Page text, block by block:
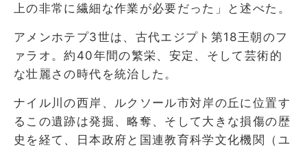
上の非常に繊細な作業が必要だった」と述べた。
アメンホテプ3世は、古代エジプト第18王朝のフ
ァラオ。約40年間の繁栄、安定、そして芸術的
な壮麗さの時代を統治した。
ナイル川の西岸、ルクソール市対岸の丘に位置す
るこの遺跡は発掘、略奪、そして大きな損傷の歴
史を経て、日本政府と国連教育科学文化機関（ユ